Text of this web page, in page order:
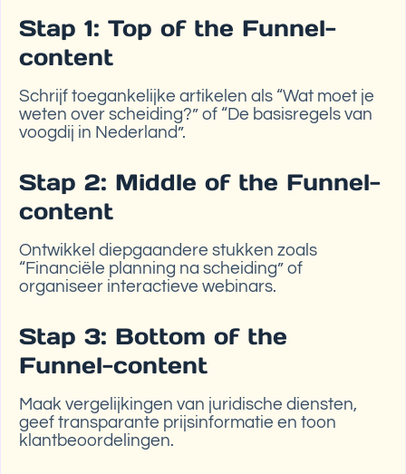
Stap 1: Top of the Funnel-
content
Schrijf toegankelijke artikelen als “Wat moet je
weten over scheiding?” of “De basisregels van
voogdij in Nederland”.
Stap 2: Middle of the Funnel-
content
Ontwikkel diepgaandere stukken zoals
“Financiële planning na scheiding” of
organiseer interactieve webinars.
Stap 3: Bottom of the
Funnel-content
Maak vergelijkingen van juridische diensten,
geef transparante prijsinformatie en toon
klantbeoordelingen.